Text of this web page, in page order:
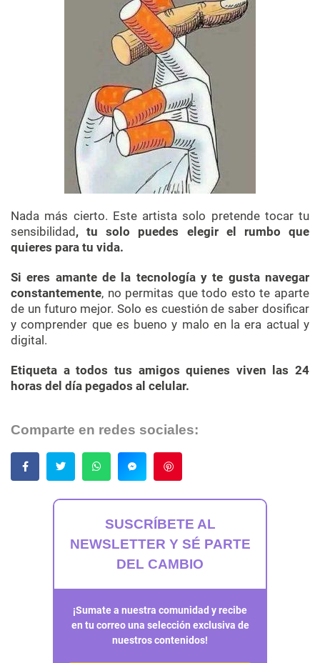
Nada más cierto. Este artista solo pretende tocar tu
sensibilidad, tu solo puedes elegir el rumbo que
quieres para tu vida.
Si eres amante de la tecnología y te gusta navegar
constantemente, no permitas que todo esto te aparte
de un futuro mejor. Solo es cuestión de saber dosificar
y comprender que es bueno y malo en la era actual y
digital.
Etiqueta a todos tus amigos quienes viven las 24
horas del día pegados al celular.
Comparte en redes sociales:
SUSCRÍBETE AL
NEWSLETTER Y SÉ PARTE
DEL CAMBIO
¡Sumate a nuestra comunidad y recibe
en tu correo una selección exclusiva de
nuestros contenidos!